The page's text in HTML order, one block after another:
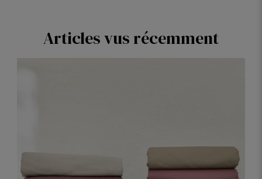
Articles vus récemment